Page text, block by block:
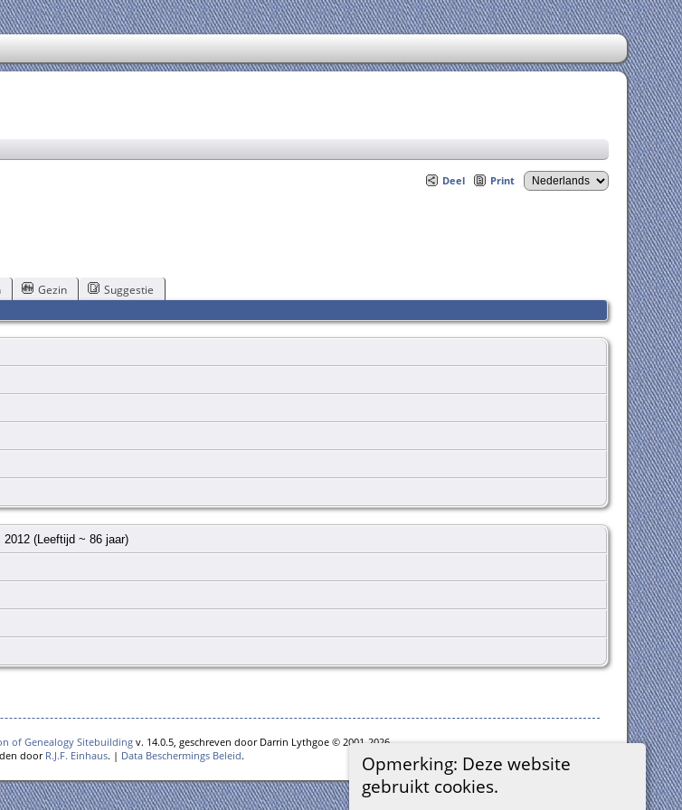
Deel Print
Opmerking: Deze website
gebruikt cookies.
Gezin Suggestie
2012 (Leeftijd ~ 86 jaar)
of Genealogy Sitebuildingv. 14.0.5, geschreven door Darrin Lythgoe © 2001-2026.
door R.J.F. Einhaus. | Data Beschermings Beleid.